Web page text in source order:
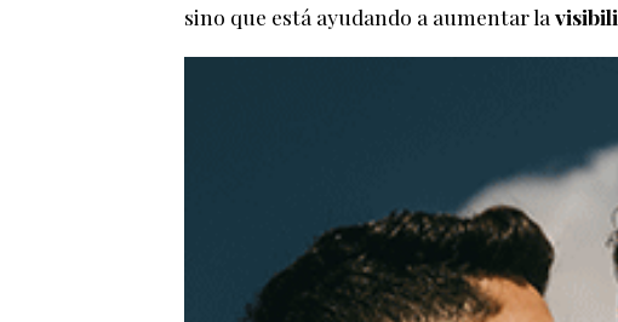
sino que está ayudando a aumentar la